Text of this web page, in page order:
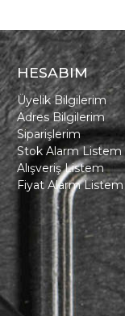
HESABIM
Üyelik Bilgilerim
Adres Bilgilerim
Siparişlerim
Stok Alarm Listem
Alışveriş Listem
Fiyat Alarm Listem